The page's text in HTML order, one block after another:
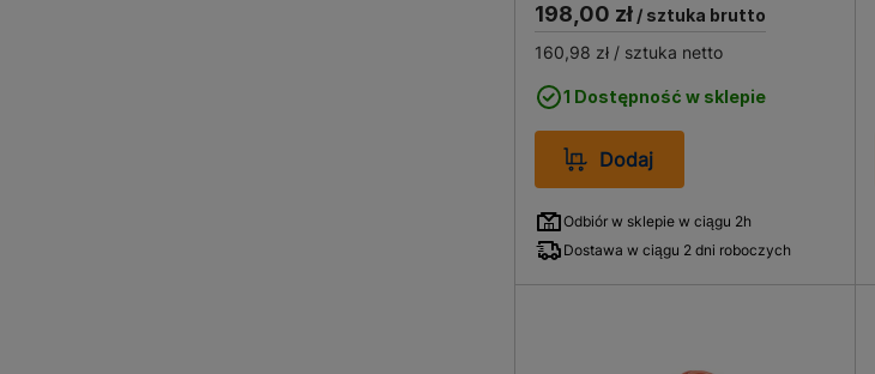
198,00 zł/ sztuka brutto
160,98 zł/ sztuka netto
1 Dostępność w sklepie
Dodaj
Odbiór w sklepie w ciągu 2h
Dostawa w ciągu 2 dni roboczych